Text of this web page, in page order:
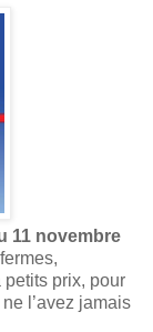
11 novembre
petits prix, pour
l’avez jamais